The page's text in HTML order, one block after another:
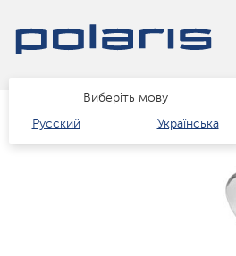
Виберіть мову
Русский
Українська
Каталог краса і здоров'я